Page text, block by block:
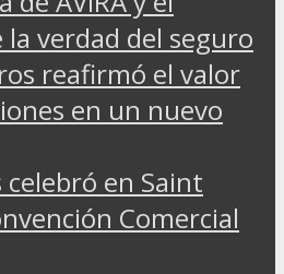
verdad del seguro
reafirmó el valor
en un nuevo
celebró en Saint
Comercial